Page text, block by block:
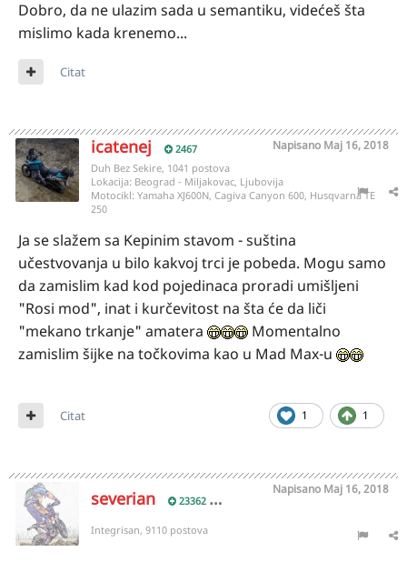
Dobro, da ne ulazim sada u semantiku, videćeš šta
mislimo kada krenemo...
Citat
icatenej 2467 Napisano Maj 16, 2018
Duh Bez Sekire, 1041 postova
Lokacija: Beograd - Miljakovac, Ljubovija
Motocikl: Yamaha XJ600N, Cagiva Canyon 600, Husqvarna TE
250
Ja se slažem sa Kepinim stavom - suština
učestvovanja u bilo kakvoj trci je pobeda. Mogu samo
da zamislim kad kod pojedinaca proradi umišljeni
"Rosi mod", inat i kurčevitost na šta će da liči
"mekano trkanje" amatera
Momentalno
zamislim šijke na točkovima kao u Mad Max-u
1 1
Citat
severian 23362
Napisano Maj 16, 2018
Integrisan, 9110 postova